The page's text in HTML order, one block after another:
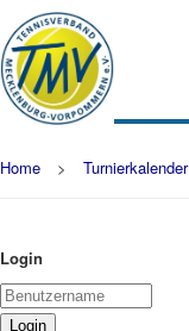
Home > Turnierkalender
Login